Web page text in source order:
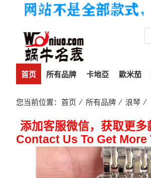
首页 所有品牌 卡地亞 歐米茄
您当前位置： 首页 ⁄ 所有品牌 ⁄ 浪琴 ⁄
添加客服微信，获取更多
Contact Us To Get